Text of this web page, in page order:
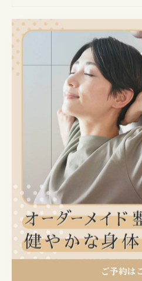
夏の健康注意報！熱中症と
2025/08/14
こんにちは！
与古光です！
ね、、、。 こ
が「熱中症」
でも油断でき
ラーをつけ
お知らせ
あなたの肩こりの原因は本
2025/08/12
こんにちは！
与古光です
ご予約は